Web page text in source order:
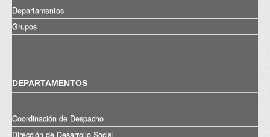
Departamentos
Grupos
DEPARTAMENTOS
Coordinación de Despacho
Dirección de Desarrollo Social